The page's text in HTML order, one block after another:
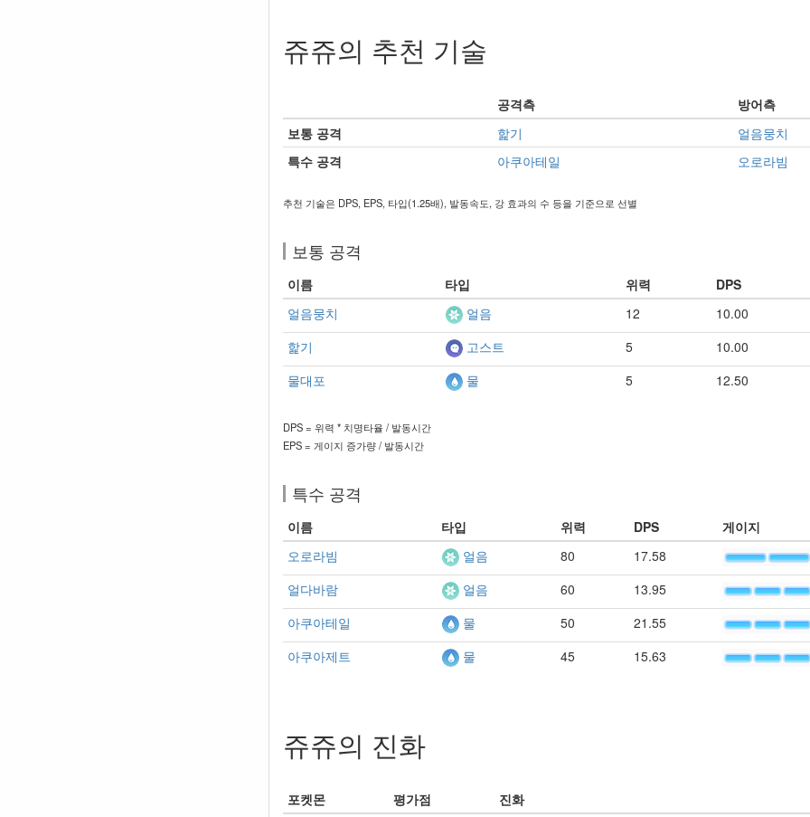
쥬쥬의 추천 기술
공격측
방어측
보통 공격
핥기
얼음뭉치
특수 공격
아쿠아테일 오로라빔
추천 기술은 DPS, EPS, 타입(1.25배), 발동속도, 강 효과의 수 등을 기준으로 선별
보통 공격
이름 타입 위력
DPS
얼음뭉치
얼음 12
10.00
핥기
고스트 5
10.00
물대포
물 5 12.50
DPS = 위력 * 치명타율 / 발동시간
EPS = 게이지 증가량 / 발동시간
특수 공격
이름 타입 위력 DPS
게이지
오로라빔
얼음 80
17.58
얼다바람
얼음 60
13.95
아쿠아테일
물 50
21.55
아쿠아제트
물 45 15.63
쥬쥬의 진화
포켓몬 평가점 진화